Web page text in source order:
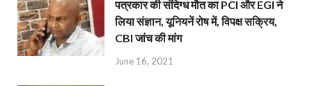
पत्रकार की संदिग्ध मौत का PCI और EGI ने
लिया संज्ञान, यूनियनें रोष में, विपक्ष सक्रिय,
CBI जांच की मांग
June 16, 2021